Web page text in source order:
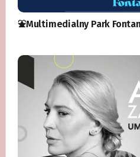
⛲️Multimedialny Park